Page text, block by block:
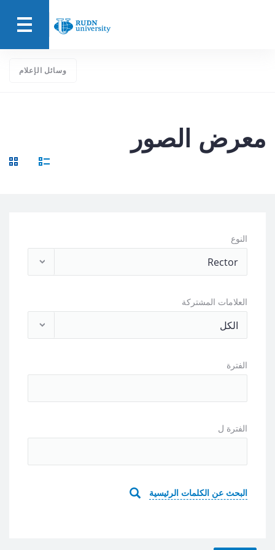
وسائل الإعلام
معرض الصور
النوع
العلامات المشتركة
الفترة
الفترة ل
البحث عن الكلمات الرئيسية